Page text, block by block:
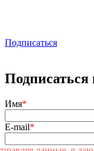
Подписаться
Подписаться
Имя*
E-mail*